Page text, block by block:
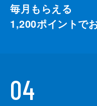
毎月もらえる
1,200ポイントで
04